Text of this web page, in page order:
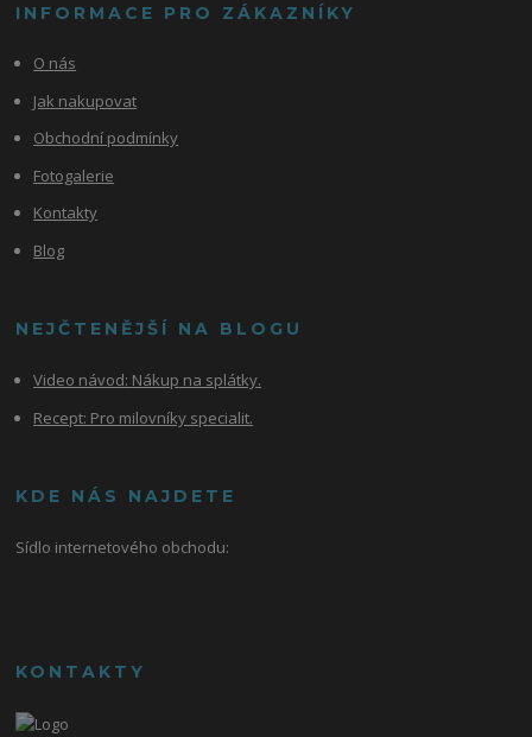
INFORMACE PRO ZÁKAZNÍKY
O nás
Jak nakupovat
Obchodní podmínky
Fotogalerie
Kontakty
Blog
NEJČTENĚJŠÍ NA BLOGU
Video návod: Nákup na splátky.
Recept: Pro milovníky specialit.
KDE NÁS NAJDETE
Sídlo internetového obchodu:
KONTAKTY